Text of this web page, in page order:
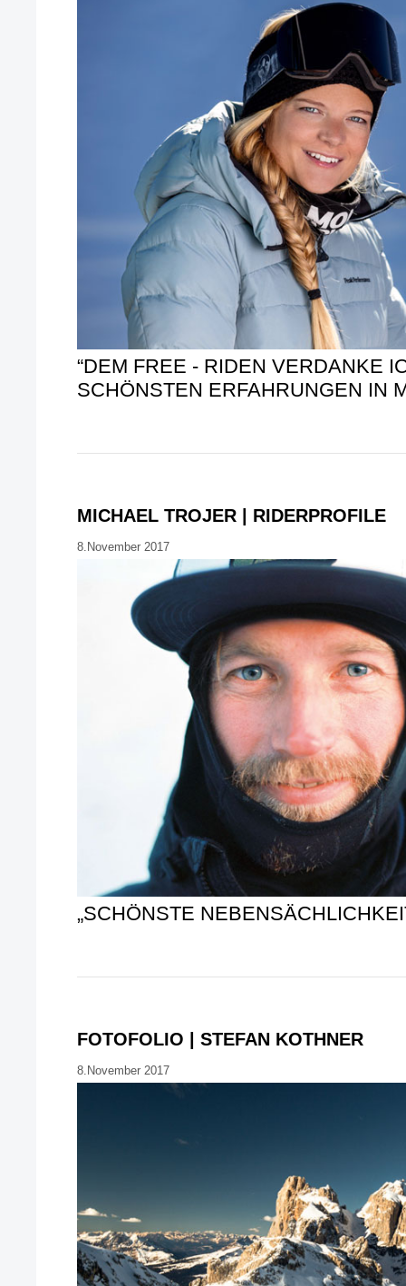
“DEM FREE - RIDEN VERDANKE
SCHÖNSTEN ERFAHRUNGEN IN
MICHAEL TROJER | RIDERPROFILE
8.November 2017
„SCHÖNSTE
FOTOFOLIO | STEFAN KOTHNER
8.November 2017